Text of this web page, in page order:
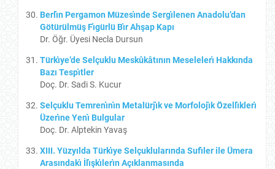
Berlı̇n Pergamon Müzesı̇nde Sergı̇lenen Anadolu’dan
Götürülmüş Fı̇gürlü Bı̇r Ahşap Kapı
Dr. Öğr. Üyesi Necla Dursun
Türkı̇ye’de Selçuklu Meskûkâtının Meselelerı̇ Hakkında
Bazı Tespı̇tler
Doç. Dr. Sadi S. Kucur
Selçuklu Temrenı̇nı̇n Metalürjı̇k ve Morfolojı̇k Özellı̇klerı̇
Üzerı̇ne Yenı̇ Bulgular
Doç. Dr. Alptekin Yavaş
XIII. Yüzyılda Türkı̇ye Selçuklularında Sufı̇ler ile Ümera
Arasındakı̇ İlı̇şkı̇lerı̇n Açıklanmasında